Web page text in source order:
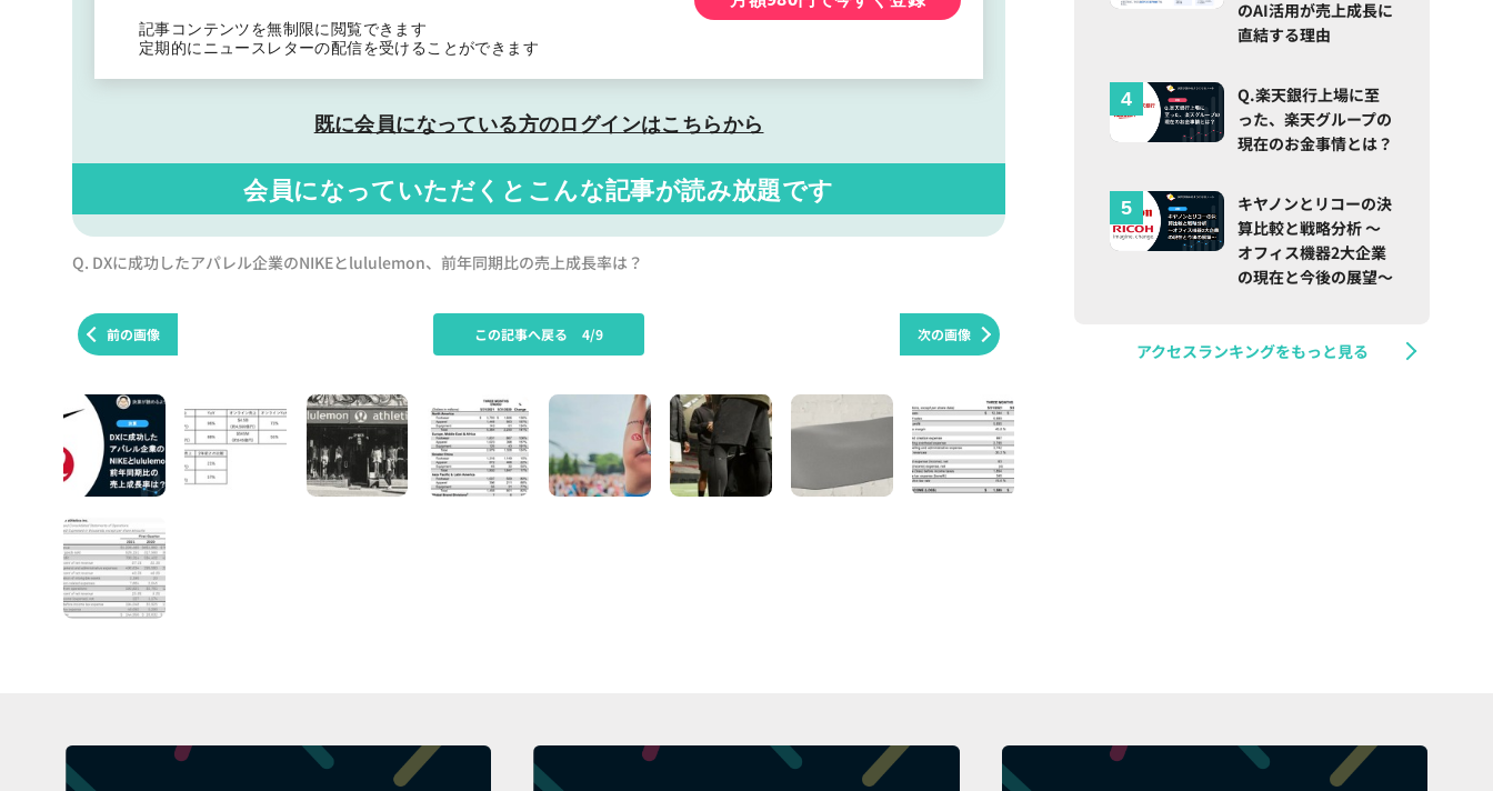
記事コンテンツを無制限に閲覧できます
定期的にニュースレターの配信を受けることができます
既に会員になっている方のログインはこちらから
会員になっていただくと こんな記事が読み放題です
Q. DXに成功したアパレル企業のNIKEとlululemon、前年同期比の売上成長率は？
前の画像 次の画像
この記事へ戻る 4/9
のAI活用が売上成長に
直結する理由
Q.楽天銀行上場に至
った、楽天グループの
現在のお金事情とは？
キヤノンとリコーの決
算比較と戦略分析 ～
オフィス機器2大企業
の現在と今後の展望～
アクセスランキングをもっと見る